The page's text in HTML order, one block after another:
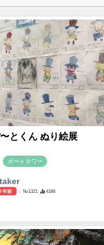
とくん ぬり絵展
ポートタワー
年前 - №1321 4186